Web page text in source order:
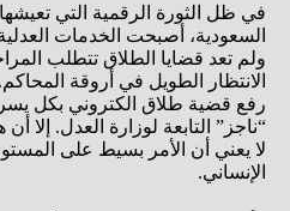
في ظل الثورة الرقمية التي تعيشها
السعودية، أصبحت الخدمات
ولم تعد قضايا الطلاق تتطلب
الانتظار الطويل في أروقة
رفع قضية طلاق الكتروني بكل
“ناجز” التابعة لوزارة العدل. إلا
لا يعني أن الأمر بسيط على
الإنساني.